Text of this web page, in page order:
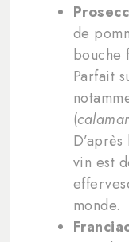
de
bouche
Parfait
(
vin est
monde.